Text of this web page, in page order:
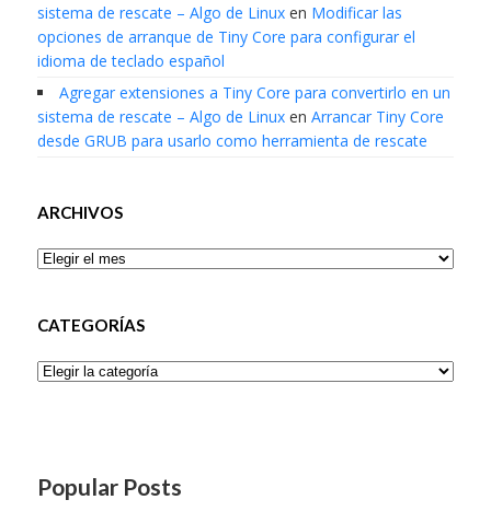
sistema de rescate – Algo de Linuxen Modificar las
opciones de arranque de Tiny Core para configurar el
idioma de teclado español
Agregar extensiones a Tiny Core para convertirlo en un
sistema de rescate – Algo de Linuxen Arrancar Tiny Core
desde GRUB para usarlo como herramienta de rescate
ARCHIVOS
Archivos
CATEGORÍAS
Categorías
Popular Posts